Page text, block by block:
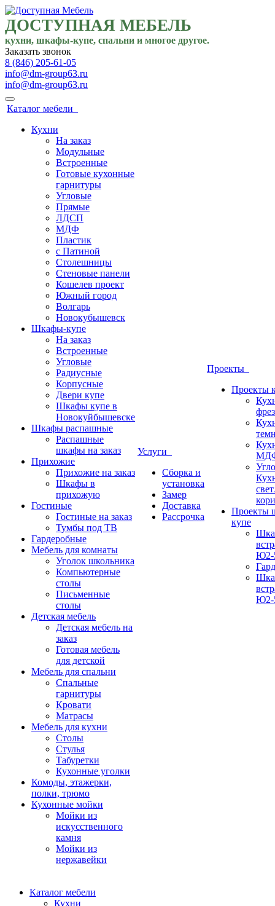
ДОСТУПНАЯ МЕБЕЛЬ
кухни, шкафы-купе, спальни и многое другое.
Заказать звонок
8 (846) 205-61-05
info@dm-group63.ru
info@dm-group63.ru
Каталог мебели
Кухни
На заказ
Модульные
Встроенные
Готовые кухонные
гарнитуры
Угловые
Прямые
ЛДСП
МДФ
Пластик
с Патиной
Столешницы
Стеновые панели
Кошелев проект
Южный город
Волгарь
Новокубышевск
Шкафы-купе
На заказ
Встроенные
Угловые
Радиусные
Корпусные
Двери купе
Шкафы купе в
Новокуйбышевске
Шкафы распашные
Распашные
шкафы на заказ
Прихожие
Прихожие на заказ
Шкафы в
прихожую
Гостиные
Гостиные на заказ
Тумбы под ТВ
Гардеробные
Мебель для комнаты
Уголок школьника
Компьютерные
столы
Письменные
столы
Детская мебель
Детская мебель на
заказ
Готовая мебель
для детской
Мебель для спальни
Спальные
гарнитуры
Кровати
Матрасы
Мебель для кухни
Столы
Стулья
Табуретки
Кухонные уголки
Комоды, этажерки,
полки, трюмо
Кухонные мойки
Мойки из
искусственного
камня
Мойки из
нержавейки
Услуги
Сборка и
установка
Замер
Доставка
Рассрочка
Проекты
Проекты
МДФ
Проекты
купе
Ю2-
Ю2-
Каталог мебели
Кухни